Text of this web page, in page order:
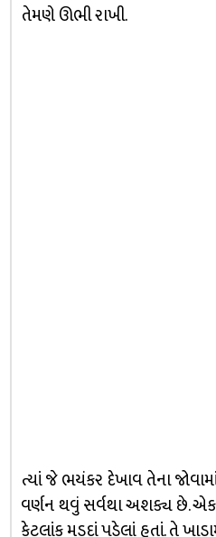
તેમણે ઊભી રાખી.
ત્યાં જે ભયંકર દેખાવ તેના
વર્ણન થવું સર્વથા અશક્ય છે. એક
કેટલાંક મડદાં પડેલાં હતાં. તે